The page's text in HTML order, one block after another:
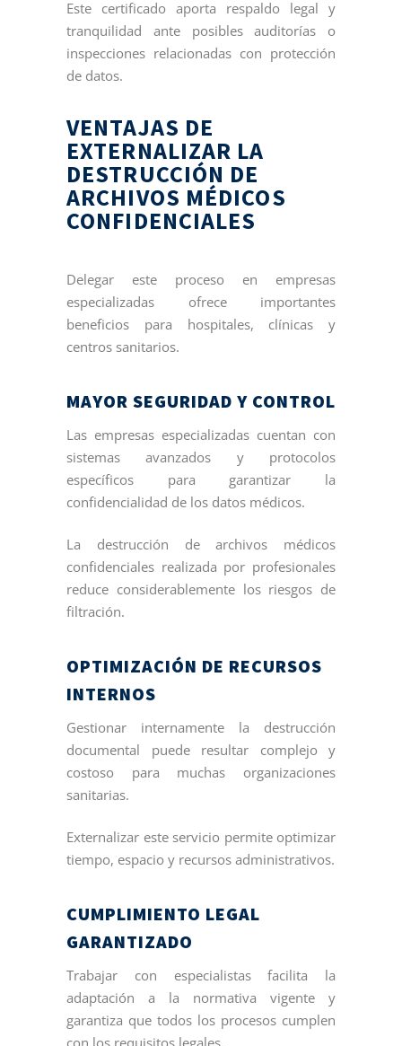
Este certificado aporta respaldo legal y
tranquilidad ante posibles auditorías o
inspecciones relacionadas con protección
de datos.
VENTAJAS DE
EXTERNALIZAR LA
DESTRUCCIÓN DE
ARCHIVOS MÉDICOS
CONFIDENCIALES
Delegar este proceso en empresas
especializadas ofrece importantes
beneficios para hospitales, clínicas y
centros sanitarios.
MAYOR SEGURIDAD Y CONTROL
Las empresas especializadas cuentan con
sistemas avanzados y protocolos
específicos para garantizar la
confidencialidad de los datos médicos.
La destrucción de archivos médicos
confidenciales realizada por profesionales
reduce considerablemente los riesgos de
filtración.
OPTIMIZACIÓN DE RECURSOS
INTERNOS
Gestionar internamente la destrucción
documental puede resultar complejo y
costoso para muchas organizaciones
sanitarias.
Externalizar este servicio permite optimizar
tiempo, espacio y recursos administrativos.
CUMPLIMIENTO LEGAL
GARANTIZADO
Trabajar con especialistas facilita la
adaptación a la normativa vigente y
garantiza que todos los procesos cumplen
con los requisitos legales.